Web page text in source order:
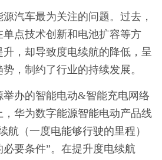
汽车最为关注的问题。过去，
点技术创新和电池扩容等方
，却导致度电续航的降低，呈
，制约了行业的持续发展。
举办的智能电动&智能充电网络
华为数字能源智能电动产品线
航（一度电能够行驶的里程）
要条件”。在提升度电续航